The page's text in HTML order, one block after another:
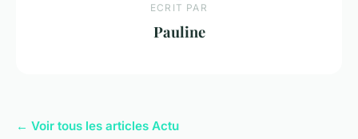
ECRIT PAR
Pauline
← Voir tous les articles Actu